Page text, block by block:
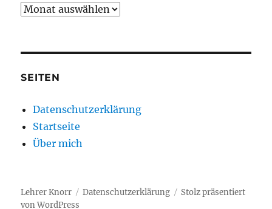
Archiv
SEITEN
Datenschutzerklärung
Startseite
Über mich
Lehrer Knorr Datenschutzerklärung
Stolz präsentiert
von WordPress